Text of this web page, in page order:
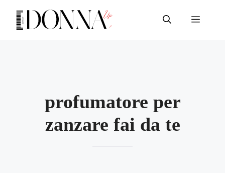
contenuto
Menu
profumatore per
zanzare fai da te